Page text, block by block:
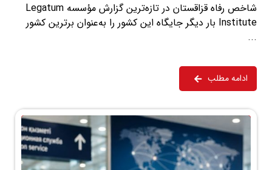
شاخص رفاه قزاقستان در تازه‌ترین گزارش مؤسسه Legatum
Institute بار دیگر جایگاه این کشور را به‌عنوان برترین کشور
...
ادامه مطلب